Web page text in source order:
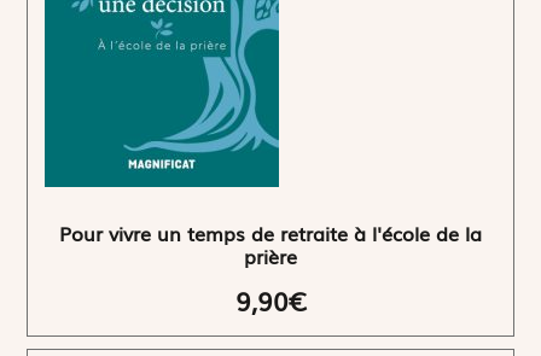
Pour vivre un temps de retraite à l'école de la
prière
9,90€